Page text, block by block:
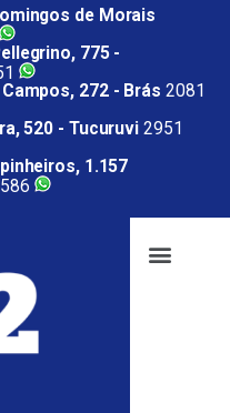
de Morais
775 -
272 - Brás 2081
520 - Tucuruvi 2951
1.157